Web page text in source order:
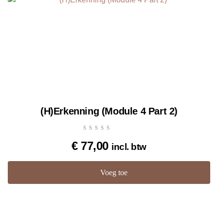
(H)Erkenning (Module 4 Part 2)
€77,00 incl. btw
Voeg toe